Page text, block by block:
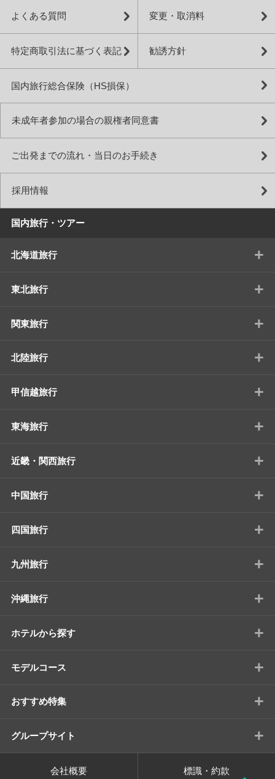
よくある質問 変更・取消料
特定商取引法に基づく表記 勧誘方針
国内旅行総合保険（HS損保）
未成年者参加の場合の親権者同意書
ご出発までの流れ・当日のお手続き
採用情報
国内旅行・ツアー
北海道旅行 +
東北旅行 +
関東旅行 +
北陸旅行 +
甲信越旅行 +
東海旅行 +
近畿・関西旅行 +
中国旅行 +
四国旅行 +
九州旅行 +
沖縄旅行 +
ホテルから探す +
モデルコース +
おすすめ特集 +
グループサイト +
会社概要 標識・約款